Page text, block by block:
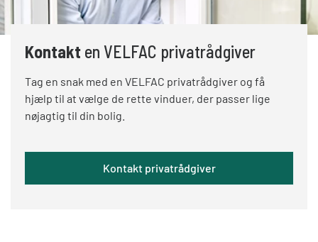
Kontakt en VELFAC privatrådgiver
Tag en snak med en VELFAC privatrådgiver og få
hjælp til at vælge de rette vinduer, der passer lige
nøjagtig til din bolig.
Kontakt privatrådgiver